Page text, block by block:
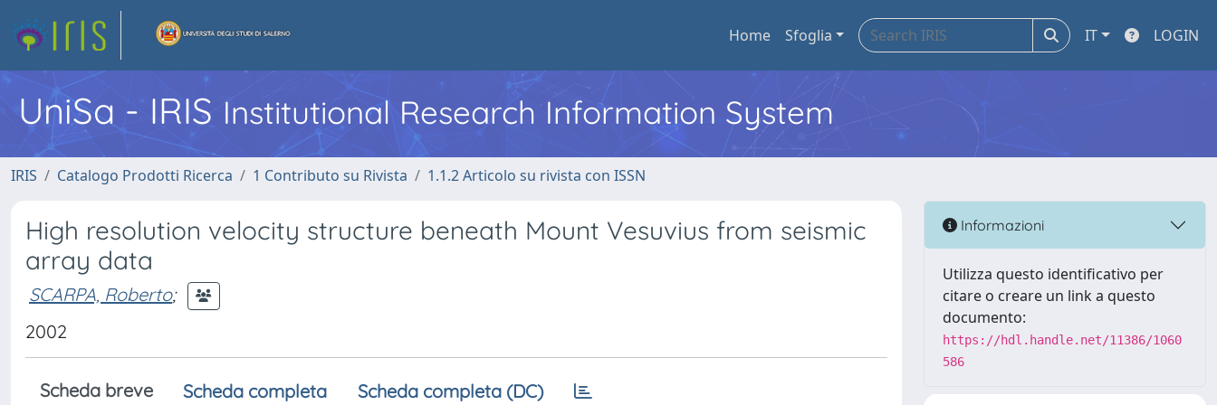
Home Sfoglia IT LOGIN
UniSa - IRIS Institutional Research Information System
IRIS Catalogo Prodotti Ricerca 1 Contributo su Rivista 1.1.2 Articolo su rivista con ISSN
High resolution velocity structure beneath Mount Vesuvius from seismic
array data
SCARPA, Roberto;
2002
Scheda breve Scheda completa Scheda completa (DC)
Informazioni
Utilizza questo identificativo per
citare o creare un link a questo
documento:
https://hdl.handle.net/11386/1060
586